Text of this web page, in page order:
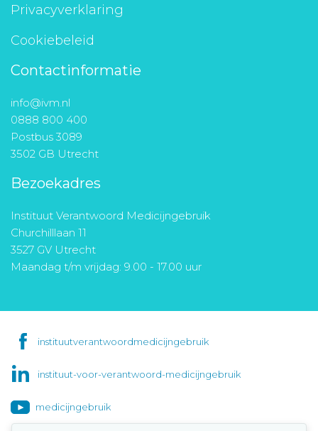
Privacyverklaring
Cookiebeleid
Contactinformatie
info@ivm.nl
0888 800 400
Postbus 3089
3502 GB Utrecht
Bezoekadres
Instituut Verantwoord Medicijngebruik
Churchilllaan 11
3527 GV Utrecht
Maandag t/m vrijdag: 9.00 - 17.00 uur
instituutverantwoordmedicijngebruik
instituut-voor-verantwoord-medicijngebruik
medicijngebruik